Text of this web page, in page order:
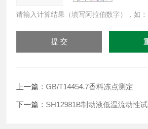
请输入计算结果（填写阿拉伯数字），如
上一篇：GB/T14454.7香料冻点测定
下一篇： SH12981B制动液低温流动性